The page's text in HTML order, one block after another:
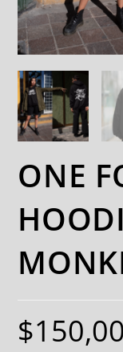
ONE
$